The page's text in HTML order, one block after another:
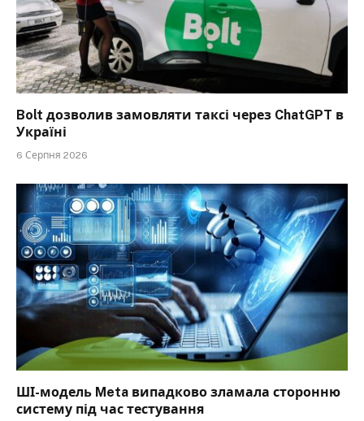
Bolt дозволив замовляти таксі через ChatGPT в
Україні
6 Серпня 2026
ШІ-модель Meta випадково зламала сторонню
систему під час тестування